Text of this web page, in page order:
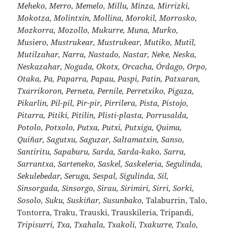
Meheko, Merro, Memelo, Millu, Minza, Mirrizki,
Mokotza, Molintxin, Mollina, Morokil, Morrosko,
Mozkorra, Mozollo, Mukurre, Muna, Murko,
Musiero, Mustrukear, Mustrukear, Mutiko, Mutil,
Mutilzahar, Narra, Nastado, Nastar, Neke, Neska,
Neskazahar, Nogada, Okotx, Orcacha, Órdago, Orpo,
Otaka, Pa, Paparra, Papau, Paspi, Patin, Patxaran,
Txarrikoron, Perneta, Pernile, Perretxiko, Pigaza,
Pikarlin, Pil-pil, Pir-pir, Pirrilera, Pista, Pistojo,
Pitarra, Pitiki, Pitilin, Plisti-plasta, Porrusalda,
Potolo, Potxolo, Putxa, Putxi, Putxiga, Quima,
Quiñar, Sagutxu, Saguzar, Saltamatxin, Sanso,
Santiritu, Sapaburu, Sarda, Sarda-kako, Sarra,
Sarrantxa, Sarteneko, Saskel, Saskeleria, Segulinda,
Sekulebedar, Seruga, Sespal, Sigulinda, Sil,
Sinsorgada, Sinsorgo, Sirau, Sirimiri, Sirri, Sorki,
Sosolo, Suku, Suskiñar, Susunbako, Talaburrin, Talo,
Tontorra, Traku, Trauski, Trauskileria, Tripandi,
Tripisurri, Txa, Txahala, Txakoli, Txakurre, Txalo,